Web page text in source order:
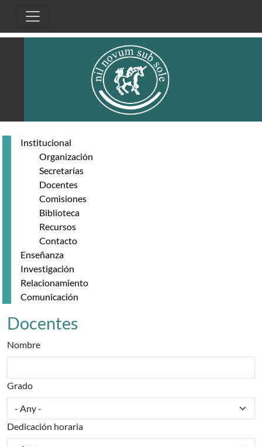
Institucional
Organización
Secretarías
Docentes
Comisiones
Biblioteca
Recursos
Contacto
Enseñanza
Investigación
Relacionamiento
Comunicación
Docentes
Nombre
Grado
Dedicación horaria